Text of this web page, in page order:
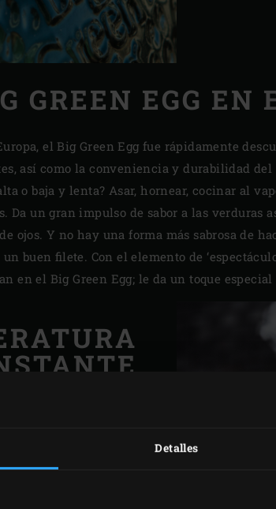
Detalles
GREEN EGG EN
el Big Green Egg fue rápidamente
así como la conveniencia y durabilidad
o baja y lenta? Asar, hornear, cocinar al
Da un gran impulso de sabor a las verduras
ojos. Y no hay una forma más sabrosa de
buen filete. Con el elemento de
en el Big Green Egg; le da un toque especial